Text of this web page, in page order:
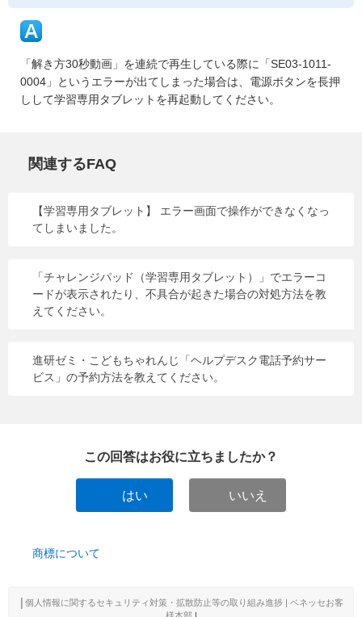
「解き方30秒動画」を連続で再生している際に「SE03-1011-
0004」というエラーが出てしまった場合は、電源ボタンを長押
しして学習専用タブレットを再起動してください。
関連するFAQ
【学習専用タブレット】 エラー画面で操作ができなくなっ
てしまいました。
「チャレンジパッド（学習専用タブレット）」でエラーコ
ードが表示されたり、不具合が起きた場合の対処方法を教
えてください。
進研ゼミ・こどもちゃれんじ「ヘルプデスク電話予約サー
ビス」の予約方法を教えてください。
この回答はお役に立ちましたか？
はい いいえ
商標について
個人情報に関するセキュリティ対策・拡散防止等の取り組み進捗 | ベネッセお客